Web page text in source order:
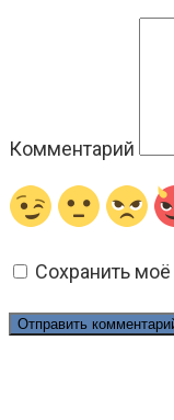
Комментарий
Сохранить